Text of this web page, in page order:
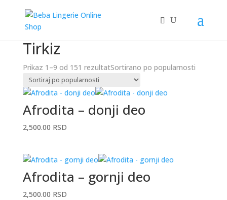
Tirkiz
Prikaz 1–9 od 151 rezultatSortirano po popularnosti
Afrodita – donji deo
2,500.00 RSD
Afrodita – gornji deo
2,500.00 RSD